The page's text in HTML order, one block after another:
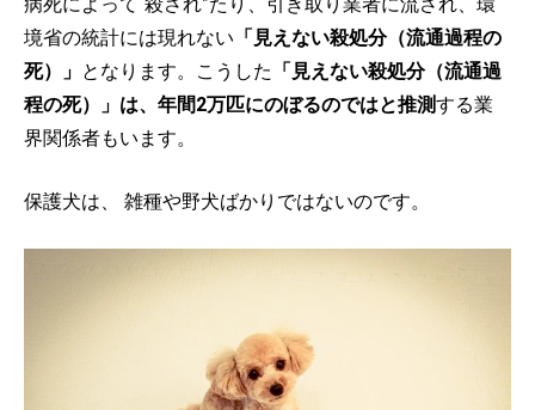
境省の統計には現れない 「見えない殺処分（流通過程の
死）」 となります。こうした 「見えない殺処分（流通過
程の死）」は、年間2万匹にのぼるのではと推測する業
界関係者もいます。
保護犬は、 雑種や野犬ばかりではないのです。